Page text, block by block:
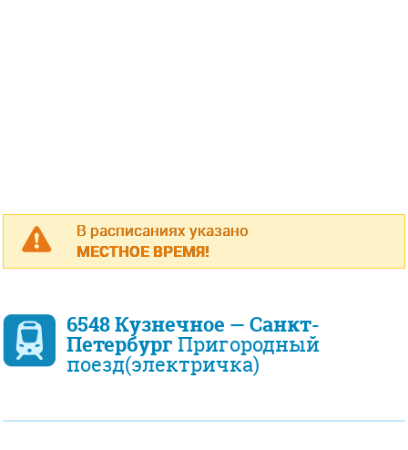
В расписаниях указано
МЕСТНОЕ ВРЕМЯ!
6548 Кузнечное — Санкт-
Петербург Пригородный
поезд(электричка)